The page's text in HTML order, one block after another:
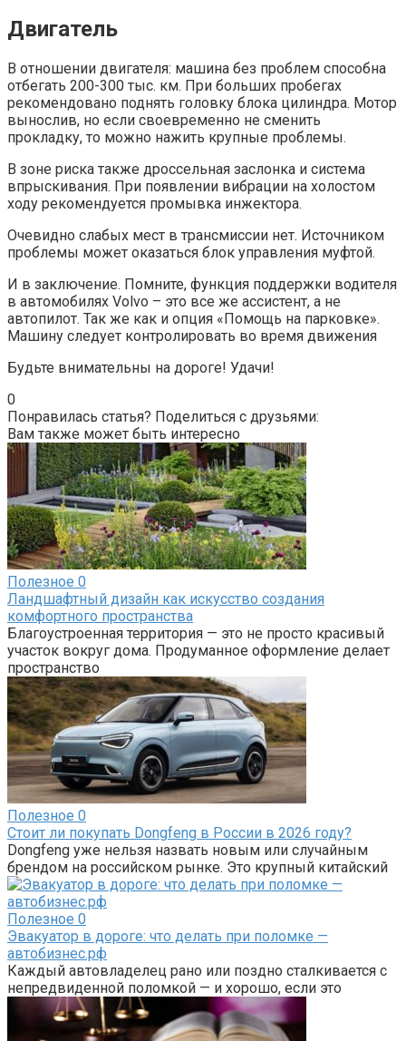
Двигатель
В отношении двигателя: машина без проблем способна
отбегать 200-300 тыс. км. При больших пробегах
рекомендовано поднять головку блока цилиндра. Мотор
вынослив, но если своевременно не сменить
прокладку, то можно нажить крупные проблемы.
В зоне риска также дроссельная заслонка и система
впрыскивания. При появлении вибрации на холостом
ходу рекомендуется промывка инжектора.
Очевидно слабых мест в трансмиссии нет. Источником
проблемы может оказаться блок управления муфтой.
И в заключение. Помните, функция поддержки водителя
в автомобилях Volvo – это все же ассистент, а не
автопилот. Так же как и опция «Помощь на парковке».
Машину следует контролировать во время движения
Будьте внимательны на дороге! Удачи!
0
Понравилась статья? Поделиться с друзьями:
Вам также может быть интересно
Полезное 0
Ландшафтный дизайн как искусство создания
комфортного пространства
Благоустроенная территория — это не просто красивый
участок вокруг дома. Продуманное оформление делает
пространство
Полезное 0
Стоит ли покупать Dongfeng в России в 2026 году?
Dongfeng уже нельзя назвать новым или случайным
брендом на российском рынке. Это крупный китайский
Полезное 0
Эвакуатор в дороге: что делать при поломке —
автобизнес.рф
Каждый автовладелец рано или поздно сталкивается с
непредвиденной поломкой — и хорошо, если это